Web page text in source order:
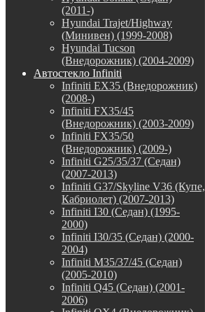
(2011-)
Hyundai Trajet/Highway
(Минивен) (1999-2008)
Hyundai Tucson
(Внедорожник) (2004-2009)
Автостекло Infiniti
Infiniti EX35 (Внедорожник)
(2008-)
Infiniti FX35/45
(Внедорожник) (2003-2009)
Infiniti FX35/50
(Внедорожник) (2009-)
Infiniti G25/35/37 (Седан)
(2007-2013)
Infiniti G37/Skyline V36 (Купе,
Кабриолет) (2007-2013)
Infiniti I30 (Седан) (1995-
2000)
Infiniti I30/35 (Седан) (2000-
2004)
Infiniti M35/37/45 (Седан)
(2005-2010)
Infiniti Q45 (Седан) (2001-
2006)